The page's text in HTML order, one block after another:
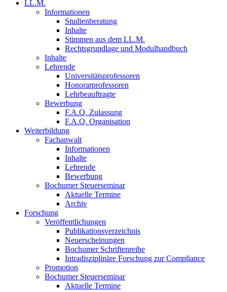
LL.M.
Informationen
Studienberatung
Inhalte
Stimmen aus dem LL.M.
Rechtsgrundlage und Modulhandbuch
Inhalte
Lehrende
Universitätsprofessoren
Honorarprofessoren
Lehrbeauftragte
Bewerbung
F.A.Q. Zulassung
F.A.Q. Organisation
Weiterbildung
Fachanwalt
Informationen
Inhalte
Lehrende
Bewerbung
Bochumer Steuerseminar
Aktuelle Termine
Archiv
Forschung
Veröffentlichungen
Publikationsverzeichnis
Neuerscheinungen
Bochumer Schriftenreihe
Intradisziplinäre Forschung zur Compliance
Promotion
Bochumer Steuerseminar
Aktuelle Termine